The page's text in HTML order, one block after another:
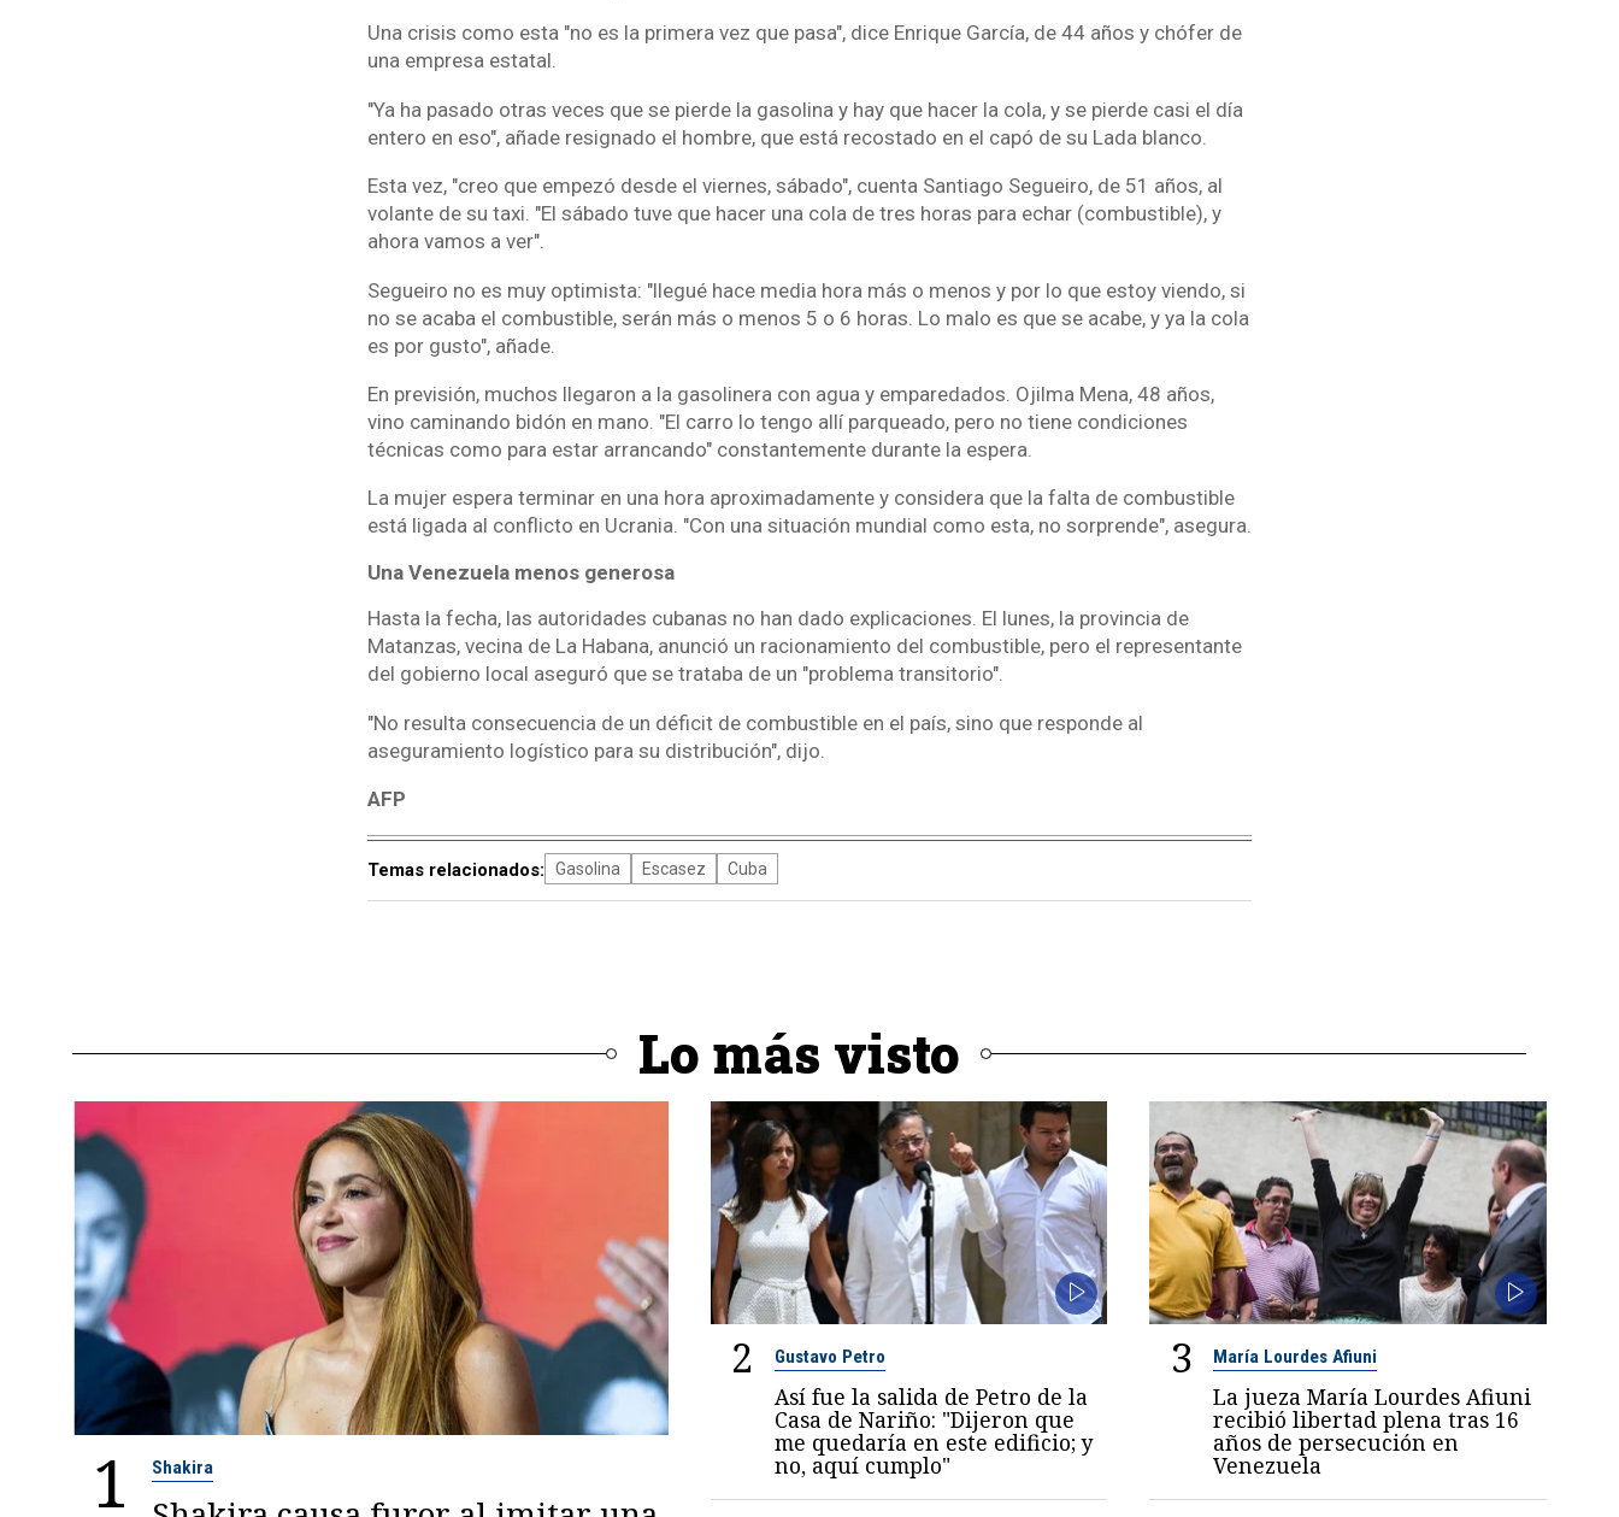
Una crisis como esta "no es la primera vez que pasa", dice Enrique García, de 44 años y chófer de
una empresa estatal.
"Ya ha pasado otras veces que se pierde la gasolina y hay que hacer la cola, y se pierde casi el día
entero en eso", añade resignado el hombre, que está recostado en el capó de su Lada blanco.
Esta vez, "creo que empezó desde el viernes, sábado", cuenta Santiago Segueiro, de 51 años, al
volante de su taxi. "El sábado tuve que hacer una cola de tres horas para echar (combustible), y
ahora vamos a ver".
Segueiro no es muy optimista: "llegué hace media hora más o menos y por lo que estoy viendo, si
no se acaba el combustible, serán más o menos 5 o 6 horas. Lo malo es que se acabe, y ya la cola
es por gusto", añade.
En previsión, muchos llegaron a la gasolinera con agua y emparedados. Ojilma Mena, 48 años,
vino caminando bidón en mano. "El carro lo tengo allí parqueado, pero no tiene condiciones
técnicas como para estar arrancando" constantemente durante la espera.
La mujer espera terminar en una hora aproximadamente y considera que la falta de combustible
está ligada al conflicto en Ucrania. "Con una situación mundial como esta, no sorprende", asegura.
Una Venezuela menos generosa
Hasta la fecha, las autoridades cubanas no han dado explicaciones. El lunes, la provincia de
Matanzas, vecina de La Habana, anunció un racionamiento del combustible, pero el representante
del gobierno local aseguró que se trataba de un "problema transitorio".
"No resulta consecuencia de un déficit de combustible en el país, sino que responde al
aseguramiento logístico para su distribución", dijo.
AFP
Temas relacionados: Gasolina Escasez Cuba
Lo más visto
1 Shakira
2 Gustavo Petro
Así fue la salida de Petro de la
Casa de Nariño: "Dijeron que
me quedaría en este edificio; y
no, aquí cumplo"
3 María Lourdes Afiuni
La jueza María Lourdes Afiuni
recibió libertad plena tras 16
años de persecución en
Venezuela